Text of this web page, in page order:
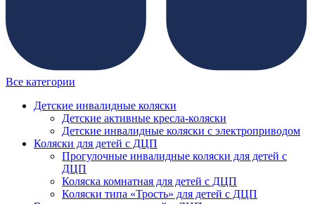
Все категории
Детские инвалидные коляски
Детские активные кресла-коляски
Детские инвалидные коляски с электроприводом
Коляски для детей с ДЦП
Прогулочные инвалидные коляски для детей с
ДЦП
Коляска комнатная для детей с ДЦП
Коляски типа «Трость» для детей с ДЦП